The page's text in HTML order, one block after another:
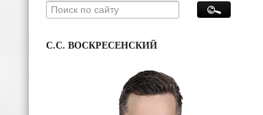
С.С. ВОСКРЕСЕНСКИЙ